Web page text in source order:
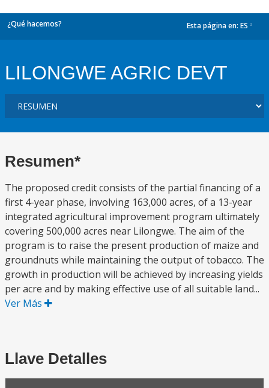
¿Qué hacemos? Esta página en: ES
LILONGWE AGRIC DEVT
Resumen*
The proposed credit consists of the partial financing of a
first 4-year phase, involving 163,000 acres, of a 13-year
integrated agricultural improvement program ultimately
covering 500,000 acres near Lilongwe. The aim of the
program is to raise the present production of maize and
groundnuts while maintaining the output of tobacco. The
growth in production will be achieved by increasing yields
per acre and by making effective use of all suitable land...
Ver Más
Llave Detalles